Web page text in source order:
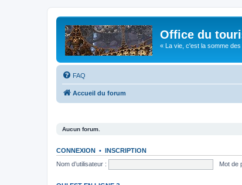
Office du
« La vie, c'est la somme
FAQ
Accueil du forum
Aucun forum.
CONNEXION • INSCRIPTION
Nom d’utilisateur :
Mot de